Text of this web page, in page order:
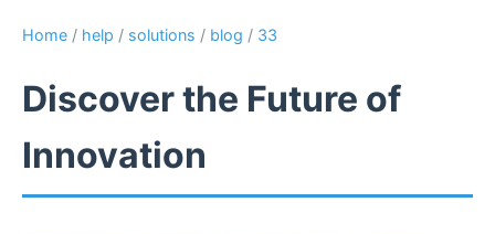
Home / help / solutions / blog / 33
Discover the Future of
Innovation